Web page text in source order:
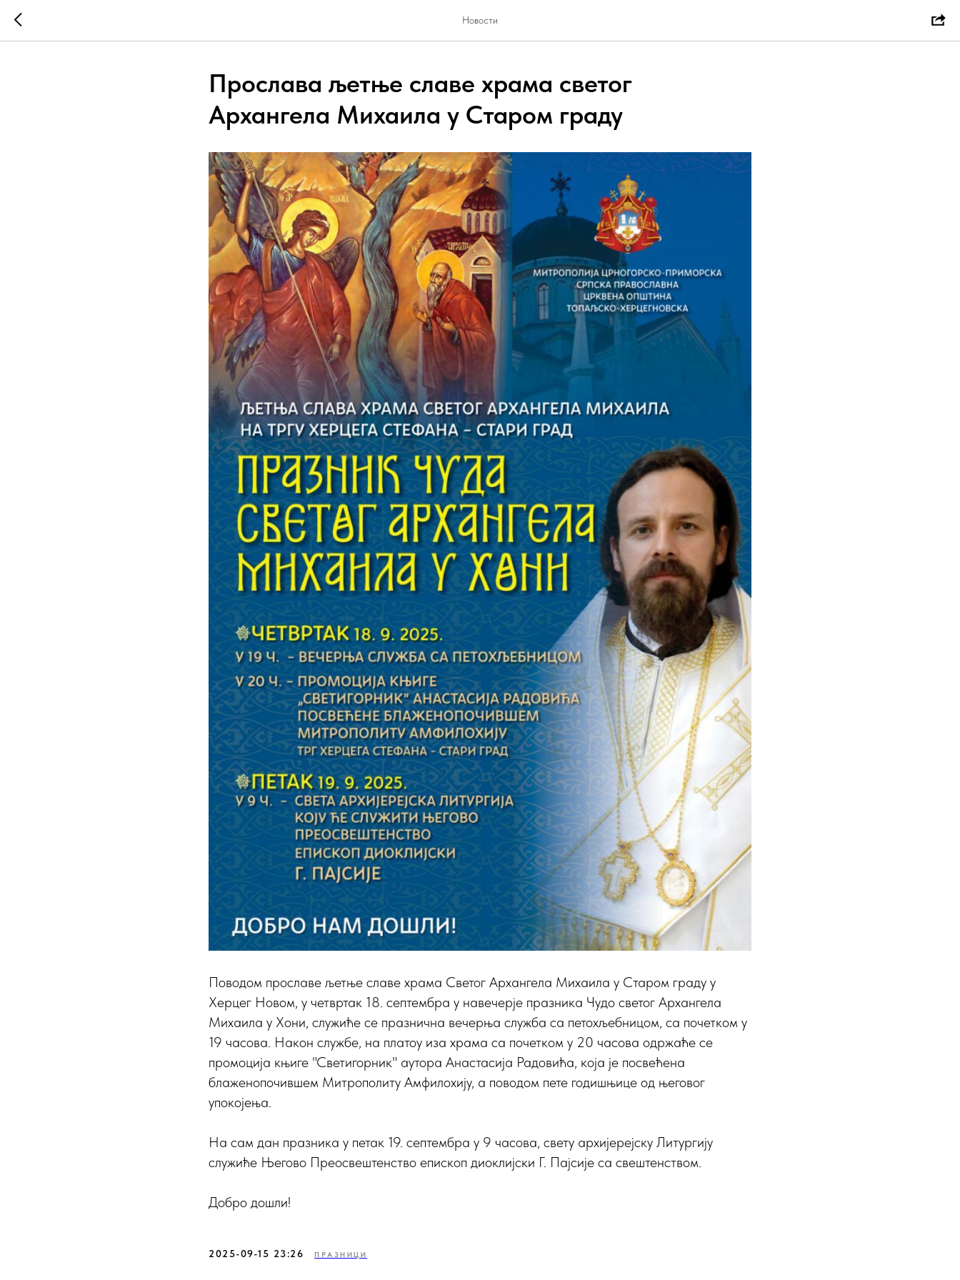
Новости
Прослава љетње славе храма светог
Архангела Михаила у Старом граду
Поводом прославе љетње славе храма Светог Архангела Михаила у Старом граду у
Херцег Новом, у четвртак 18. септембра у навечерје празника Чудо светог Архангела
Михаила у Хони, служиће се празнична вечерња служба са петохљебницом, са почетком у
19 часова. Након службе, на платоу иза храма са почетком у 20 часова одржаће се
промоција књиге "Светигорник" аутора Анастасија Радовића, која је посвећена
блаженопочившем Митрополиту Амфилохију, а поводом пете годишњице од његовог
упокојења.
На сам дан празника у петак 19. септембра у 9 часова, свету архијерејску Литургију
служиће Његово Преосвештенство епископ диоклијски Г. Пајсије са свештенством.
Добро дошли!
2025-09-15 23:26 ПРАЗНИЦИ